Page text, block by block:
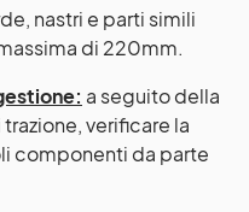
nastri e parti simili
di 220mm.
a seguito della
verificare la
componenti da parte